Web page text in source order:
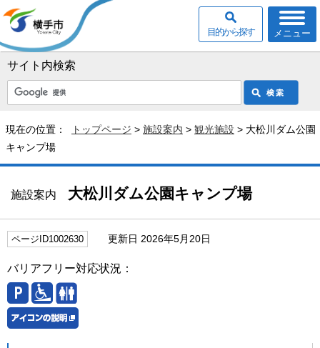
サイト内検索
メニュー
目的から探す
現在の位置： トップページ > 施設案内 > 観光施設 > 大松川ダム公園
キャンプ場
施設案内 大松川ダム公園キャンプ場
ページID1002630 更新日 2026年5月20日
バリアフリー対応状況：